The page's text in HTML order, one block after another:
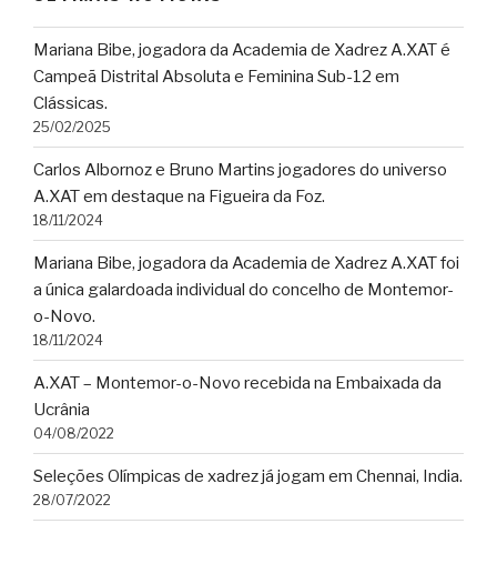
Mariana Bibe, jogadora da Academia de Xadrez A.XAT é
Campeã Distrital Absoluta e Feminina Sub-12 em
Clássicas.
25/02/2025
Carlos Albornoz e Bruno Martins jogadores do universo
A.XAT em destaque na Figueira da Foz.
18/11/2024
Mariana Bibe, jogadora da Academia de Xadrez A.XAT foi
a única galardoada individual do concelho de Montemor-
o-Novo.
18/11/2024
A.XAT – Montemor-o-Novo recebida na Embaixada da
Ucrânia
04/08/2022
Seleções Olímpicas de xadrez já jogam em Chennai, India.
28/07/2022